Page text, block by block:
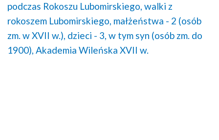
podczas Rokoszu Lubomirskiego, walki z
rokoszem Lubomirskiego, małżeństwa - 2 (osób
zm. w XVII w.), dzieci - 3, w tym syn (osób zm. do
1900), Akademia Wileńska XVII w.